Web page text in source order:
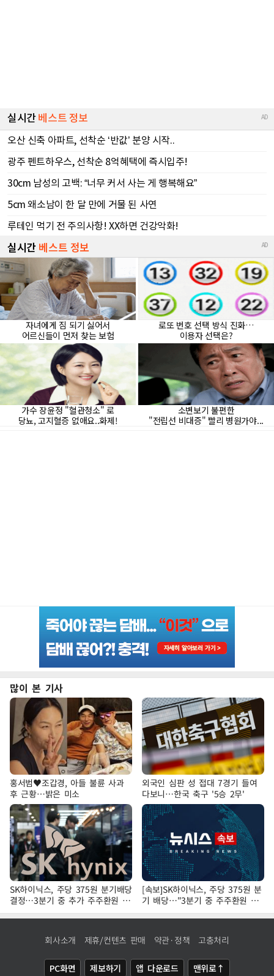
많이 본 기사
홍서범♥조갑경, 아들 불륜 사과
후 근황…밝은 미소
외국인 심판 성 접대 7경기 들여
다보니…한국 축구 '5승 2무'
SK하이닉스, 주당 375원 분기배당
결정…3분기 중 추가 주주환원 발
표
[속보]SK하이닉스, 주당 375원 분
기 배당…"3분기 중 주주환원 방
안 확정"
회사소개 제휴/컨텐츠 판매 약관·정책 고충처리
PC화면 제보하기 앱 다운로드 맨위로↑